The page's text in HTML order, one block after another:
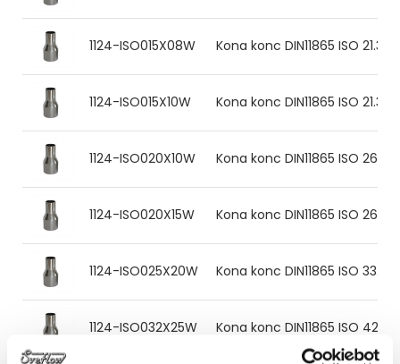
1124-ISO015X08W Kona konc DIN11865 ISO
1124-ISO015X10W Kona konc DIN11865 ISO
1124-ISO020X10W Kona konc DIN11865 ISO
1124-ISO020X15W Kona konc DIN11865 ISO
1124-ISO025X20W Kona konc DIN11865 ISO
1124-ISO032X25W Kona konc DIN11865 ISO